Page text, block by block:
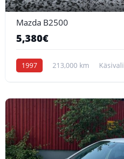
Mazda B2500
5,380€
1997 213,000 km